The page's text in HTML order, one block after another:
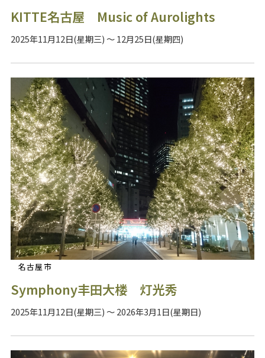
KITTE名古屋 Music of Aurolights
2025年11月12日(星期三) ～ 12月25日(星期四)
名古屋市
Symphony丰田大楼 灯光秀
2025年11月12日(星期三) ～ 2026年3月1日(星期日)